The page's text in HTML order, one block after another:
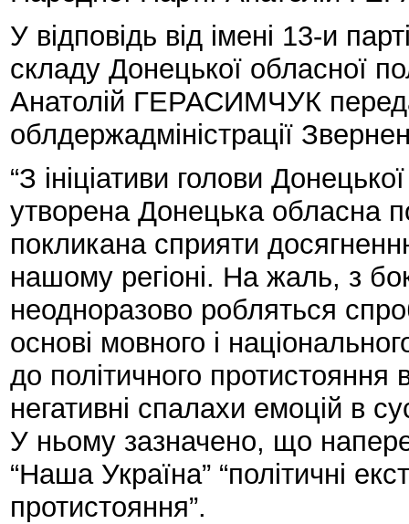
У відповідь від імені 13-и
складу Донецької обласної
Анатолій ГЕРАСИМЧУК
облдержадміністрації
“З ініціативи голови
утворена Донецька обласна
покликана сприяти
нашому регіоні. На жаль, з
неодноразово робляться
основі мовного і
до політичного
негативні спалахи емоцій в
У ньому зазначено, що
“Наша Україна” “політичні
протистояння”.